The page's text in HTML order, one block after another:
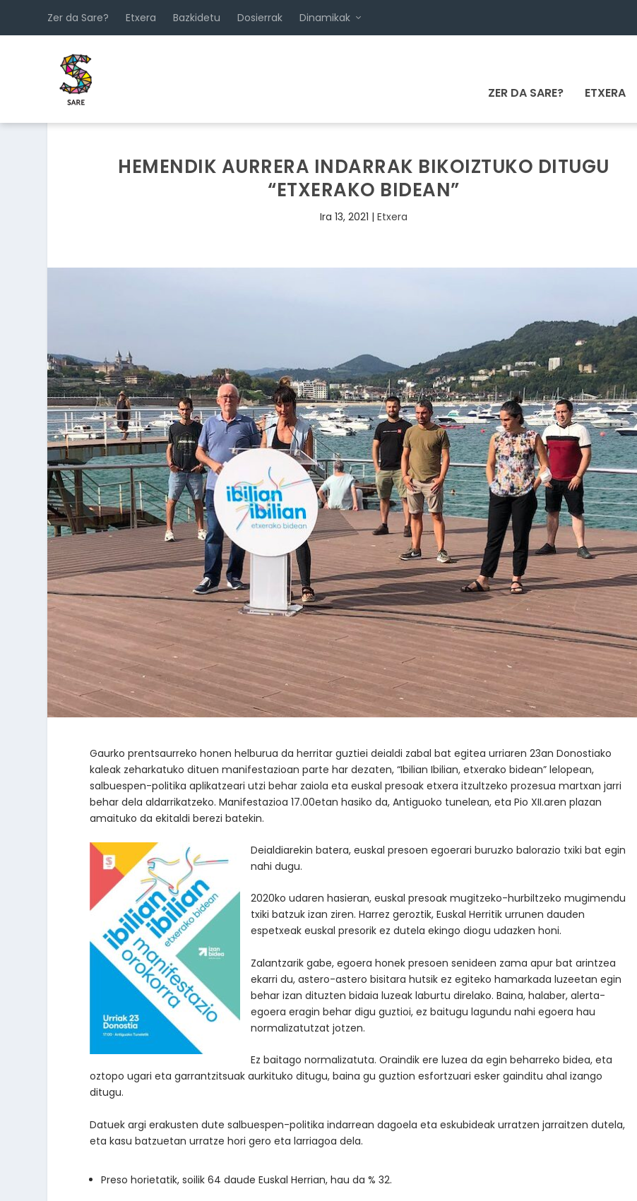
Zer da Sare? Etxera Bazkidetu Dosierrak Dinamikak
ZER DA SARE? ETXERA
HEMENDIK AURRERA INDARRAK BIKOIZTUKO DITUGU
“ETXERAKO BIDEAN”
Ira 13, 2021 | Etxera
Gaurko prentsaurreko honen helburua da herritar guztiei deialdi zabal bat egitea urriaren 23an Donostiako
kaleak zeharkatuko dituen manifestazioan parte har dezaten, “Ibilian Ibilian, etxerako bidean” lelopean,
salbuespen-politika aplikatzeari utzi behar zaiola eta euskal presoak etxera itzultzeko prozesua martxan jarri
behar dela aldarrikatzeko. Manifestazioa 17.00etan hasiko da, Antiguoko tunelean, eta Pio XII.aren plazan
amaituko da ekitaldi berezi batekin.
Deialdiarekin batera, euskal presoen egoerari buruzko balorazio txiki bat egin
nahi dugu.
2020ko udaren hasieran, euskal presoak mugitzeko-hurbiltzeko mugimendu
txiki batzuk izan ziren. Harrez geroztik, Euskal Herritik urrunen dauden
espetxeak euskal presorik ez dutela ekingo diogu udazken honi.
Zalantzarik gabe, egoera honek presoen senideen zama apur bat arintzea
ekarri du, astero-astero bisitara hutsik ez egiteko hamarkada luzeetan egin
behar izan dituzten bidaia luzeak laburtu direlako. Baina, halaber, alerta-
egoera eragin behar digu guztioi, ez baitugu lagundu nahi egoera hau
normalizatutzat jotzen.
Ez baitago normalizatuta. Oraindik ere luzea da egin beharreko bidea, eta
oztopo ugari eta garrantzitsuak aurkituko ditugu, baina gu guztion esfortzuari esker gainditu ahal izango
ditugu.
Datuek argi erakusten dute salbuespen-politika indarrean dagoela eta eskubideak urratzen jarraitzen dutela,
eta kasu batzuetan urratze hori gero eta larriagoa dela.
Preso horietatik, soilik 64 daude Euskal Herrian, hau da % 32.